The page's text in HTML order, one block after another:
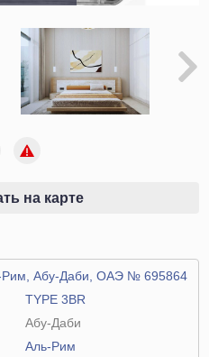
на карте
Рим, Абу-Даби, ОАЭ № 695864
TYPE 3BR
Абу-Даби
Аль-Рим